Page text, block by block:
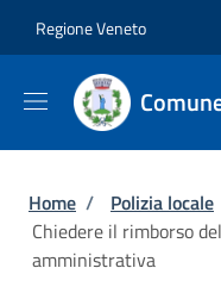
Regione Veneto
Briciole di
Home / Polizia locale
Chiedere il rimborso
amministrativa